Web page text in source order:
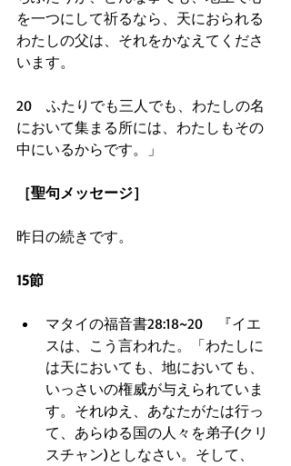
を一つにして祈るなら、天におられる
わたしの父は、それをかなえてくださ
います。
20　ふたりでも三人でも、わたしの名
において集まる所には、わたしもその
中にいるからです。」
［聖句メッセージ］
昨日の続きです。
15節
マタイの福音書28:18~20　『イエ
スは、こう言われた。「わたしに
は天においても、地においても、
いっさいの権威が与えられていま
す。それゆえ、あなたがたは行っ
て、あらゆる国の人々を弟子(クリ
スチャン)としなさい。そして、